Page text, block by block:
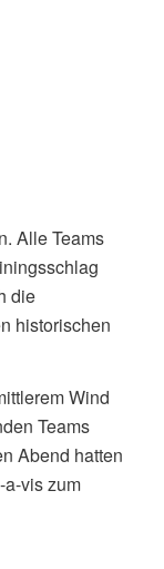
Alle Teams
die
historischen
Wind
Teams
Abend hatten
vis zum